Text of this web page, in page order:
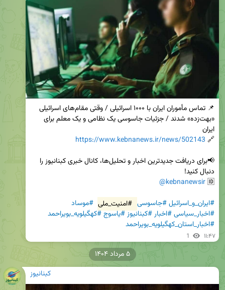
🔗
https://www.kebnanews.ir/news/502143
🆔
@kebnanewsir
#ایران_و_اسرائیل#جاسوسی #امنیت_ملی #موساد
#اخبار_سیاسی#اخبار#کبنانیوز#یاسوج#کهگیلویه_بویراحمد
#اخبار_استان_کهگیلویه_بویراحمد
1 ۱۱:۴۷
کبنانیوز
۵ مرداد ۱۴۰۴